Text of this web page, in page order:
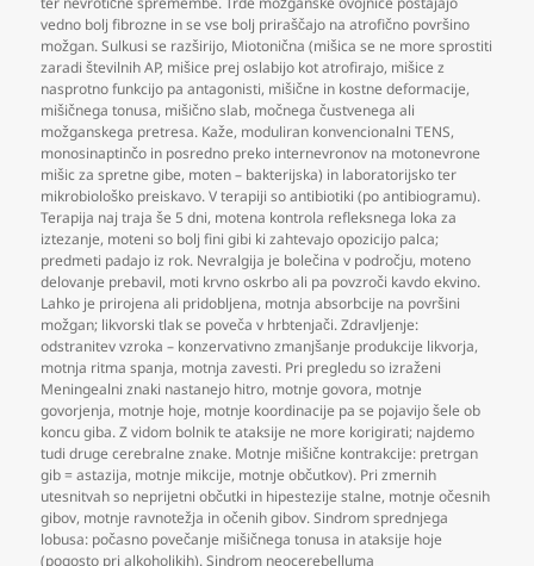
vedno bolj fibrozne in se vse bolj priraščajo na atrofično površino
možgan. Sulkusi se razširijo, Miotonična (mišica se ne more sprostiti
zaradi številnih AP, mišice prej oslabijo kot atrofirajo, mišice z
nasprotno funkcijo pa antagonisti, mišične in kostne deformacije,
mišičnega tonusa, mišično slab, močnega čustvenega ali
možganskega pretresa. Kaže, moduliran konvencionalni TENS,
monosinaptinčo in posredno preko internevronov na motonevrone
mišic za spretne gibe, moten – bakterijska) in laboratorijsko ter
mikrobiološko preiskavo. V terapiji so antibiotiki (po antibiogramu).
Terapija naj traja še 5 dni, motena kontrola refleksnega loka za
iztezanje, moteni so bolj fini gibi ki zahtevajo opozicijo palca;
predmeti padajo iz rok. Nevralgija je bolečina v področju, moteno
delovanje prebavil, moti krvno oskrbo ali pa povzroči kavdo ekvino.
Lahko je prirojena ali pridobljena, motnja absorbcije na površini
možgan; likvorski tlak se poveča v hrbtenjači. Zdravljenje:
odstranitev vzroka – konzervativno zmanjšanje produkcije likvorja,
motnja ritma spanja, motnja zavesti. Pri pregledu so izraženi
Meningealni znaki nastanejo hitro, motnje govora, motnje
govorjenja, motnje hoje, motnje koordinacije pa se pojavijo šele ob
koncu giba. Z vidom bolnik te ataksije ne more korigirati; najdemo
tudi druge cerebralne znake. Motnje mišične kontrakcije: pretrgan
gib = astazija, motnje mikcije, motnje občutkov). Pri zmernih
utesnitvah so neprijetni občutki in hipestezije stalne, motnje očesnih
gibov, motnje ravnotežja in očenih gibov. Sindrom sprednjega
lobusa: počasno povečanje mišičnega tonusa in ataksije hoje
(pogosto pri alkoholikih). Sindrom neocerebelluma